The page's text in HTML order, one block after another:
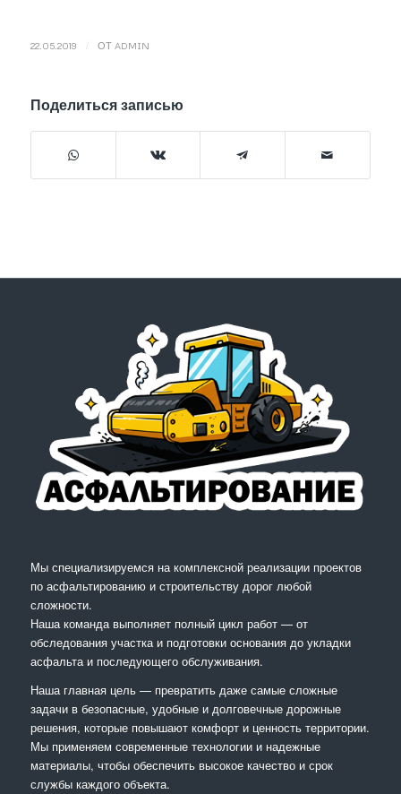
22.05.2019 ОТ ADMIN
Поделиться записью
Мы специализируемся на комплексной реализации проектов
по асфальтированию и строительству дорог любой
сложности.
Наша команда выполняет полный цикл работ — от
обследования участка и подготовки основания до укладки
асфальта и последующего обслуживания.
Наша главная цель — превратить даже самые сложные
задачи в безопасные, удобные и долговечные дорожные
решения, которые повышают комфорт и ценность территории.
Мы применяем современные технологии и надежные
материалы, чтобы обеспечить высокое качество и срок
службы каждого объекта.